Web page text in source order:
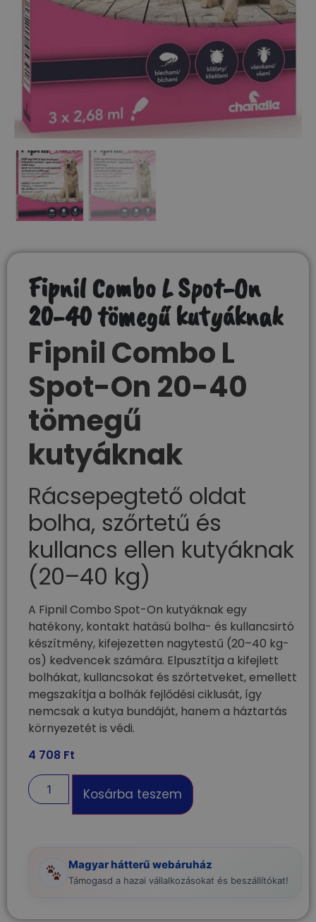
Fipnil Combo L Spot-On
20-40 tömegű kutyáknak
Fipnil Combo L
Spot-On 20-40
tömegű
kutyáknak
Rácsepegtető oldat
bolha, szőrtetű és
kullancs ellen kutyáknak
(20–40 kg)
A Fipnil Combo Spot-On kutyáknak egy
hatékony, kontakt hatású bolha- és kullancsirtó
készítmény, kifejezetten nagytestű (20–40 kg-
os) kedvencek számára. Elpusztítja a kifejlett
bolhákat, kullancsokat és szőrtetveket, emellett
megszakítja a bolhák fejlődési ciklusát, így
nemcsak a kutya bundáját, hanem a háztartás
környezetét is védi.
4 708 Ft
Kosárba teszem
Magyar hátterű webáruház
Támogasd a hazai vállalkozásokat és beszállítókat!